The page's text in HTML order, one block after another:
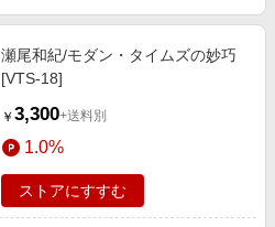
瀬尾和紀/モダン・タイムズの妙巧
[VTS-18]
￥ 3,300+送料別
1.0%
ストアにすすむ